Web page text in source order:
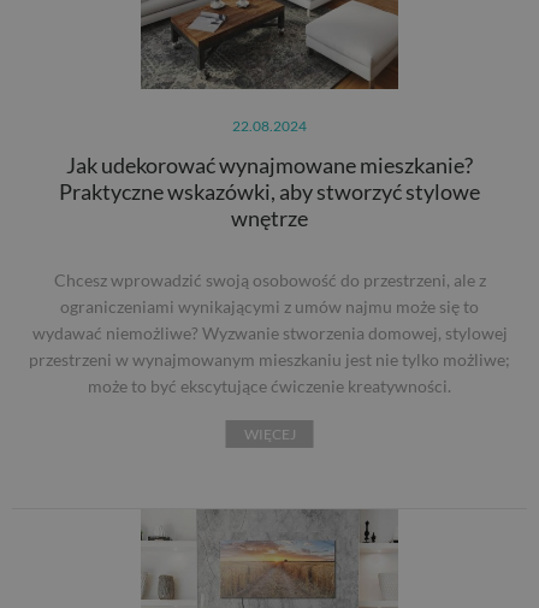
22.08.2024
Jak udekorować wynajmowane mieszkanie?
Praktyczne wskazówki, aby stworzyć stylowe
wnętrze
Chcesz wprowadzić swoją osobowość do przestrzeni, ale z
ograniczeniami wynikającymi z umów najmu może się to
wydawać niemożliwe? Wyzwanie stworzenia domowej, stylowej
przestrzeni w wynajmowanym mieszkaniu jest nie tylko możliwe;
może to być ekscytujące ćwiczenie kreatywności.
WIĘCEJ